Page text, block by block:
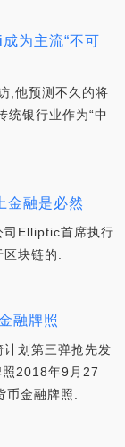
为主流“不可
,他预测不久的将
统银行业作为“中
金融是必然
司Elliptic首席执行
块链的.
融牌照
划第三弹抢先发
2018年9月27
金融牌照.